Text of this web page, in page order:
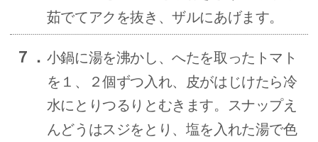
茹でてアクを抜き、ザルにあげます。
７． 小鍋に湯を沸かし、へたを取ったトマト
を１、２個ずつ入れ、皮がはじけたら冷
水にとりつるりとむきます。スナップえ
んどうはスジをとり、塩を入れた湯で色